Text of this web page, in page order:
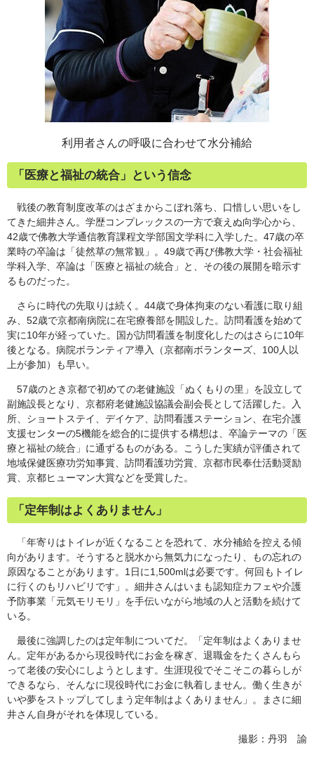
利用者さんの呼吸に合わせて水分補給
「医療と福祉の統合」という信念
戦後の教育制度改革のはざまからこぼれ落ち、口惜しい思いをし
てきた細井さん。学歴コンプレックスの一方で衰えぬ向学心から、
42歳で佛教大学通信教育課程文学部国文学科に入学した。47歳の卒
業時の卒論は「徒然草の無常観」。49歳で再び佛教大学・社会福祉
学科入学、卒論は「医療と福祉の統合」と、その後の展開を暗示す
るものだった。
さらに時代の先取りは続く。44歳で身体拘束のない看護に取り組
み、52歳で京都南病院に在宅療養部を開設した。訪問看護を始めて
実に10年が経っていた。国が訪問看護を制度化したのはさらに10年
後となる。病院ボランティア導入（京都南ボランターズ、100人以
上が参加）も早い。
57歳のとき京都で初めての老健施設「ぬくもりの里」を設立して
副施設長となり、京都府老健施設協議会副会長として活躍した。入
所、ショートステイ、デイケア、訪問看護ステーション、在宅介護
支援センターの5機能を総合的に提供する構想は、卒論テーマの「医
療と福祉の統合」に通ずるものがある。こうした実績が評価されて
地域保健医療功労知事賞、訪問看護功労賞、京都市民奉仕活動奨励
賞、京都ヒューマン大賞などを受賞した。
「定年制はよくありません」
「年寄りはトイレが近くなることを恐れて、水分補給を控える傾
向があります。そうすると脱水から無気力になったり、もの忘れの
原因なることがあります。1日に1,500mlは必要です。何回もトイレ
に行くのもリハビリです」。細井さんはいまも認知症カフェや介護
予防事業「元気モリモリ」を手伝いながら地域の人と活動を続けて
いる。
最後に強調したのは定年制についてだ。「定年制はよくありませ
ん。定年があるから現役時代にお金を稼ぎ、退職金をたくさんもら
って老後の安心にしようとします。生涯現役でそこそこの暮らしが
できるなら、そんなに現役時代にお金に執着しません。働く生きが
いや夢をストップしてしまう定年制はよくありません」。まさに細
井さん自身がそれを体現している。
撮影：丹羽 諭